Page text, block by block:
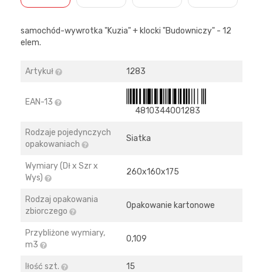
samochód-wywrotka "Kuzia" + klocki "Budowniczy" - 12
elem.
Artykuł 1283
EAN-13
4810344001283
Rodzaje pojedynczych
opakowaniach
Siatka
Wymiary (Dł x Szr x
Wys)
260х160х175
Rodzaj opakowania
zbiorczego
Opakowanie kartonowe
Przybliżone wymiary,
m3
0,109
Iłość szt. 15